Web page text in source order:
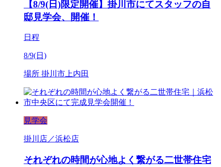
【8/9(日)限定開催】掛川市にてスタッフの自
邸見学会、開催！
日程
8/9(日)
場所 掛川市上内田
見学会
掛川店／浜松店
それぞれの時間が心地よく繋がる二世帯住宅